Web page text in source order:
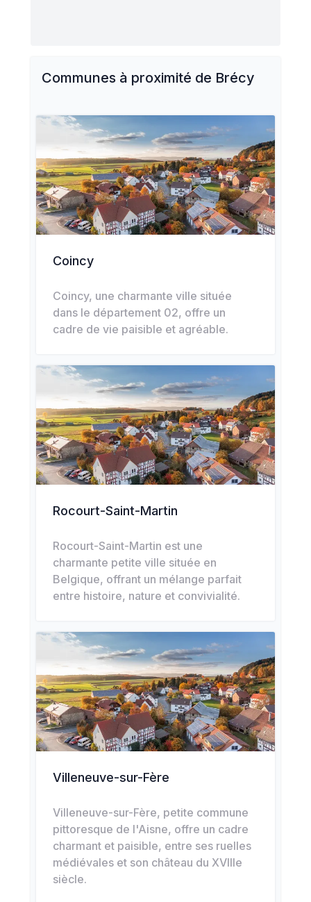
Communes à proximité de Brécy
Coincy
Coincy, une charmante ville située
dans le département 02, offre un
cadre de vie paisible et agréable.
Rocourt-Saint-Martin
Rocourt-Saint-Martin est une
charmante petite ville située en
Belgique, offrant un mélange parfait
entre histoire, nature et convivialité.
Villeneuve-sur-Fère
Villeneuve-sur-Fère, petite commune
pittoresque de l'Aisne, offre un cadre
charmant et paisible, entre ses ruelles
médiévales et son château du XVIIIe
siècle.